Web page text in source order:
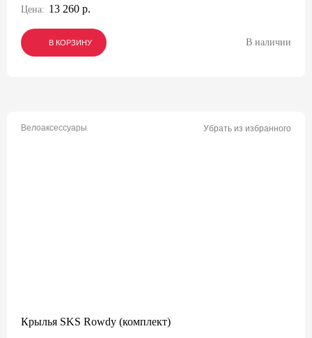
Цена: 13 260 р.
В КОРЗИНУ
В КОРЗИНУ
В КОРЗИНУ В наличии
Велоаксессуары Убрать из избранного
Крылья SKS Rowdy (комплект)